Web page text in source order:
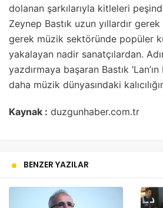
dolanan şarkılarıyla kitleleri
Zeynep Bastık uzun yıllardır
gerek müzik sektöründe popüler
yakalayan nadir sanatçılardan.
yazdırmaya başaran Bastık
daha müzik dünyasındaki
Kaynak : duzgunhaber.com.tr
BENZER YAZILAR